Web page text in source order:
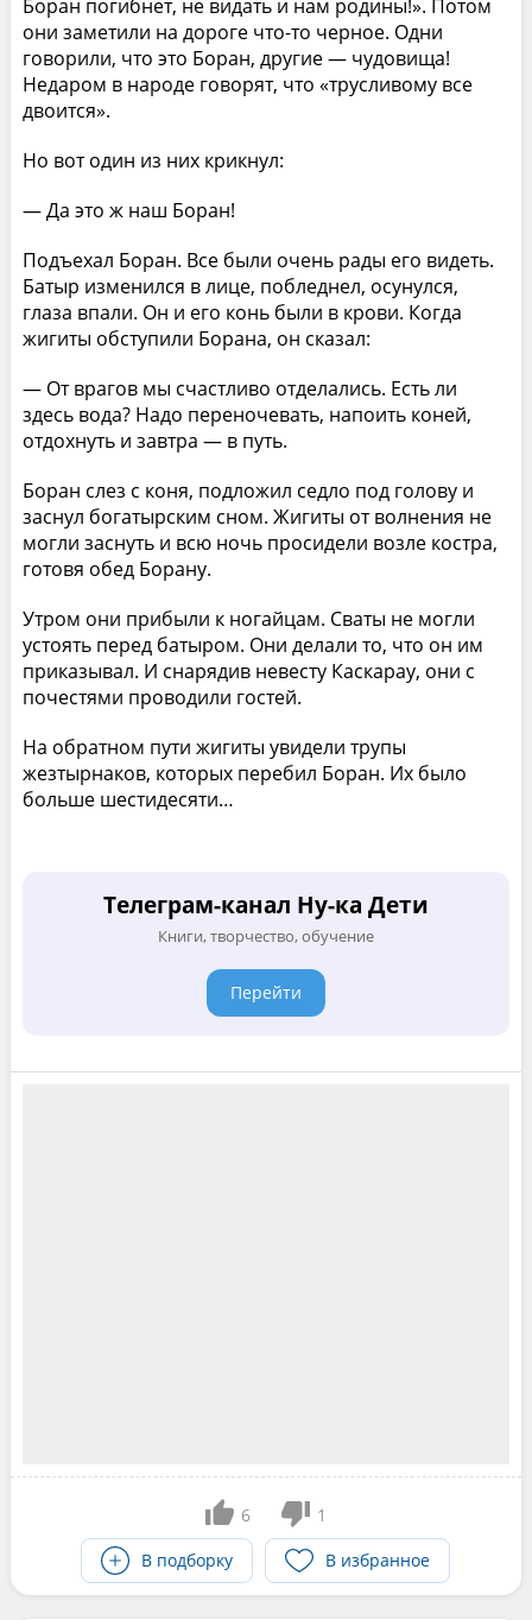
Боран погибнет, не видать и нам родины!». Потом
они заметили на дороге что-то черное. Одни
говорили, что это Боран, другие — чудовища!
Недаром в народе говорят, что «трусливому все
двоится».
Но вот один из них крикнул:
— Да это ж наш Боран!
Подъехал Боран. Все были очень рады его видеть.
Батыр изменился в лице, побледнел, осунулся,
глаза впали. Он и его конь были в крови. Когда
жигиты обступили Борана, он сказал:
— От врагов мы счастливо отделались. Есть ли
здесь вода? Надо переночевать, напоить коней,
отдохнуть и завтра — в путь.
Боран слез с коня, подложил седло под голову и
заснул богатырским сном. Жигиты от волнения не
могли заснуть и всю ночь просидели возле костра,
готовя обед Борану.
Утром они прибыли к ногайцам. Сваты не могли
устоять перед батыром. Они делали то, что он им
приказывал. И снарядив невесту Каскарау, они с
почестями проводили гостей.
На обратном пути жигиты увидели трупы
жезтырнаков, которых перебил Боран. Их было
больше шестидесяти…
Телеграм-канал Ну-ка Дети
Книги, творчество, обучение
Перейти
6
1
В подборку
В избранное